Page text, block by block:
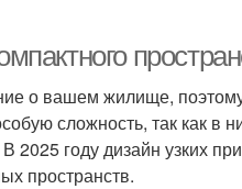
о вашем жилище,
сложность, так как в
2025 году дизайн узких
пространств.